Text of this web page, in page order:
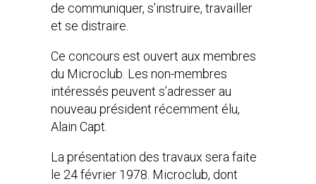
de communiquer, s’instruire, travailler
et se distraire.
Ce concours est ouvert aux membres
du Microclub. Les non-membres
intéressés peuvent s’adresser au
nouveau président récemment élu,
Alain Capt.
La présentation des travaux sera faite
le 24 février 1978. Microclub, dont